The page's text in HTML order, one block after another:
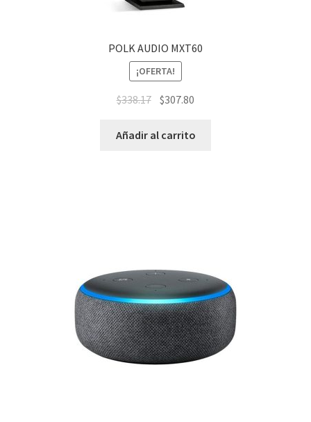
POLK AUDIO MXT60
¡OFERTA!
$338.17 $307.80
Añadir al carrito